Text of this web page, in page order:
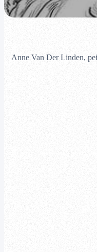
Anne Van Der Linden,